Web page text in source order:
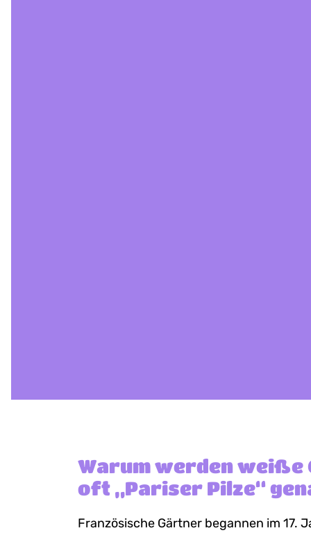
Warum werden weiße
oft „Pariser Pilze“
Französische Gärtner begannen im 17.